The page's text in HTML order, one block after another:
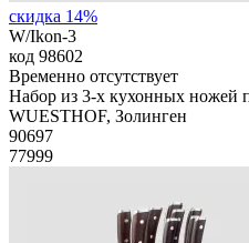
скидка 14%
W/Ikon-3
код 98602
Временно отсутствует
Набор из 3-х кухонных ножей
WUESTHOF, Золинген
90697
77999